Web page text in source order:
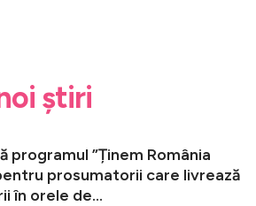
știri
programul ”Ținem România
prosumatorii care livrează
în orele de...